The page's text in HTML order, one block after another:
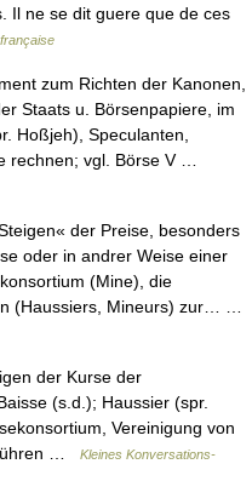
Il ne se dit guere que de ces
zum Richten der Kanonen,
Staats u. Börsenpapiere, im
Hoßjeh), Speculanten,
rechnen; vgl. Börse V …
der Preise, besonders
oder in andrer Weise einer
(Mine), die
(Haussiers, Mineurs) zur… …
der Kurse der
(s.d.); Haussier (spr.
Vereinigung von
…
Kleines Konversations-